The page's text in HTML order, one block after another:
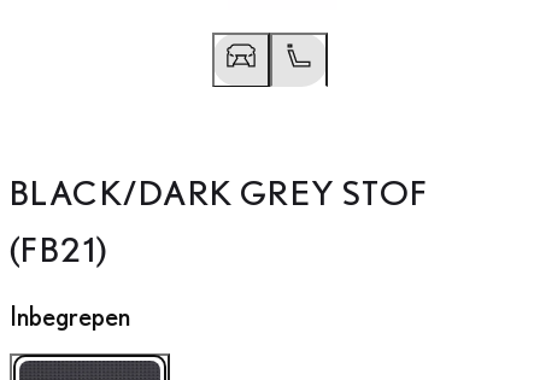
Vorige slide
BLACK/DARK GREY STOF
(FB21)
Inbegrepen